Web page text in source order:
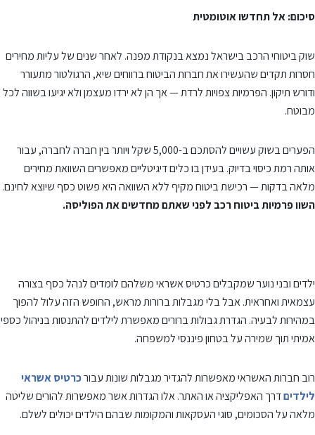
סיכום: אל תחדשו אוטומטית
שוק ביטוחי הרכב בישראל נמצא בנקודת מפנה. לאחר שנים של עליות מחירים
חסרות תקדים שהעשירו את חברות הביטוח ברווחים שיא, הרגולטור מתעורר
ודורש תיקון. הפרמיות צפויות לרדת — אך הן לא ירדו מעצמן ולא יגיעו בשווה לכל
מבוטח.
הפערים בשוק עשויים להסתכם ב-5,000 שקל ויותר בין חברה לחברה, עבור
אותה רמת כיסוי בדיוק. בעידן בו כלים דיגיטליים מאפשרים השוואת מחירים
מלאה בדקות — רכישת ביטוח מקיף ללא השוואה היא פשוט כסף שיוצא לחינם.
השוו פרמיות ביטוח רכב לפני שאתם מחדשים את הפוליסה.
ילדים ובני נוער שמקבלים כרטיס אשראי משלהם לומדים לנהל כסף בצורה
עצמאית ואחראית. אבל בלי מגבלות ברורות מראש, החופש הזה עלול להפוך
במהירות לבעיה. הגדרת גבולות ברורים מאפשרת לילדים להתנסות בניהול כספי
אמיתי תוך שמירה על בטחון פיננסי למשפחה.
רוב חברות האשראי מאפשרות להגדיר מגבלות שונות עבורכרטיס אשראי
לילדיםדרך האפליקציה או האתר. אלו הגדרות אשר מאפשרות להורים שליטה
מלאה על הסכומים, סוגי העסקאות והמקומות שבהם הילדים יכולים לשלם.